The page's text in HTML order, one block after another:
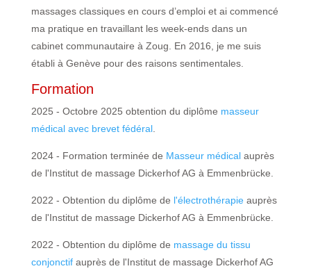
massages classiques en cours d’emploi et ai commencé
ma pratique en travaillant les week-ends dans un
cabinet communautaire à Zoug. En 2016, je me suis
établi à Genève pour des raisons sentimentales.
Formation
2025 - Octobre 2025 obtention du diplôme masseur
médical avec brevet fédéral.
2024 - Formation terminée de Masseur médicalauprès
de l'Institut de massage Dickerhof AG à Emmenbrücke.
2022 - Obtention du diplôme de l'électrothérapieauprès
de l'Institut de massage Dickerhof AG à Emmenbrücke.
2022 - Obtention du diplôme de massage du tissu
conjonctifauprès de l'Institut de massage Dickerhof AG